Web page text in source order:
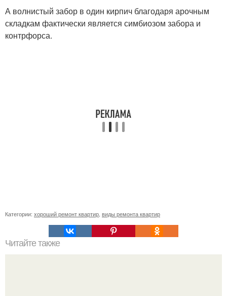
А волнистый забор в один кирпич благодаря арочным
складкам фактически является симбиозом забора и
контрфорса.
Категории: хороший ремонт квартир виды ремонта квартир
Читайте также